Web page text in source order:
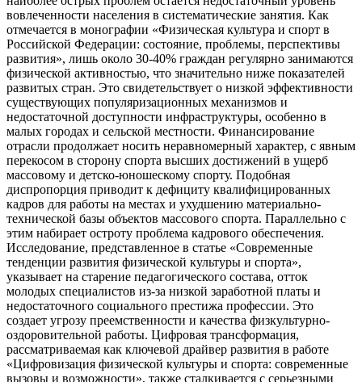
вовлеченности населения в систематические занятия. Как
отмечается в монографии «Физическая культура и спорт в
Российской Федерации: состояние, проблемы, перспективы
развития», лишь около 30-40% граждан регулярно занимаются
физической активностью, что значительно ниже показателей
развитых стран. Это свидетельствует о низкой эффективности
существующих популяризационных механизмов и
недостаточной доступности инфраструктуры, особенно в
малых городах и сельской местности. Финансирование
отрасли продолжает носить неравномерный характер, с явным
перекосом в сторону спорта высших достижений в ущерб
массовому и детско-юношескому спорту. Подобная
диспропорция приводит к дефициту квалифицированных
кадров для работы на местах и ухудшению материально-
технической базы объектов массового спорта. Параллельно с
этим набирает остроту проблема кадрового обеспечения.
Исследование, представленное в статье «Современные
тенденции развития физической культуры и спорта»,
указывает на старение педагогического состава, отток
молодых специалистов из-за низкой заработной платы и
недостаточного социального престижа профессии. Это
создает угрозу преемственности и качества физкультурно-
оздоровительной работы. Цифровая трансформация,
рассматриваемая как ключевой драйвер развития в работе
«Цифровизация физической культуры и спорта: современные
вызовы и возможности», также сталкивается с серьезными